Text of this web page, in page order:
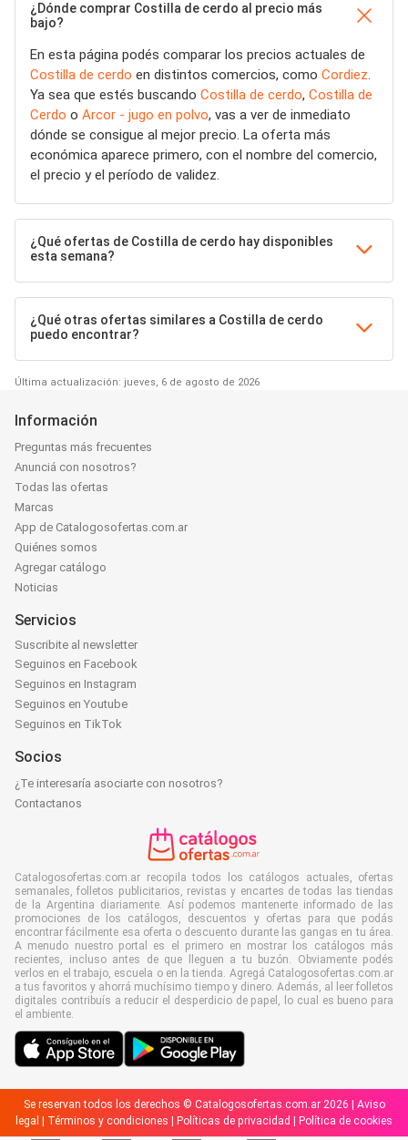
¿Dónde comprar Costilla de cerdo al precio más
bajo?
En esta página podés comparar los precios actuales de
Costilla de cerdo en distintos comercios, como Cordiez.
Ya sea que estés buscando Costilla de cerdo, Costilla de
Cerdo o Arcor - jugo en polvo, vas a ver de inmediato
dónde se consigue al mejor precio. La oferta más
económica aparece primero, con el nombre del comercio,
el precio y el período de validez.
¿Qué ofertas de Costilla de cerdo hay disponibles
esta semana?
¿Qué otras ofertas similares a Costilla de cerdo
puedo encontrar?
Última actualización: jueves, 6 de agosto de 2026
Información
Preguntas más frecuentes
Anunciá con nosotros?
Todas las ofertas
Marcas
App de Catalogosofertas.com.ar
Quiénes somos
Agregar catálogo
Noticias
Servicios
Suscribite al newsletter
Seguinos en Facebook
Seguinos en Instagram
Seguinos en Youtube
Seguinos en TikTok
Socios
¿Te interesaría asociarte con nosotros?
Contactanos
Catalogosofertas.com.ar recopila todos los catálogos actuales, ofertas
semanales, folletos publicitarios, revistas y encartes de todas las tiendas
de la Argentina diariamente. Así podemos mantenerte informado de las
promociones de los catálogos, descuentos y ofertas para que podás
encontrar fácilmente esa oferta o descuento durante las gangas en tu área.
A menudo nuestro portal es el primero en mostrar los catálogos más
recientes, incluso antes de que lleguen a tu buzón. Obviamente podés
verlos en el trabajo, escuela o en la tienda. Agregá Catalogosofertas.com.ar
a tus favoritos y ahorrá muchísimo tiempo y dinero. Además, al leer folletos
digitales contribuís a reducir el desperdicio de papel, lo cual es bueno para
el ambiente.
Se reservan todos los derechos © Catalogosofertas.com.ar 2026 | Aviso
legal
Términos y condiciones Políticas de privacidad Política de cookies